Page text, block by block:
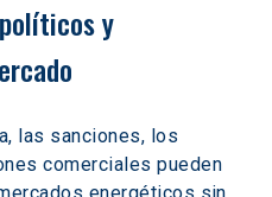
y
las sanciones, los
comerciales pueden